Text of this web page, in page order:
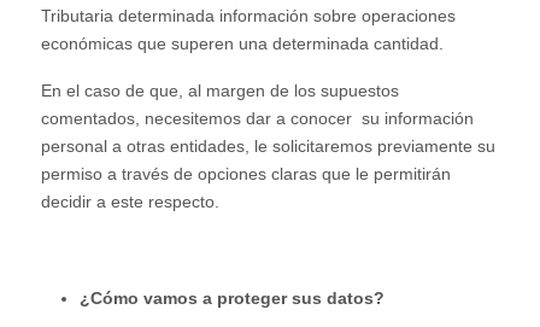
Tributaria determinada información sobre operaciones
económicas que superen una determinada cantidad.
En el caso de que, al margen de los supuestos
comentados, necesitemos dar a conocer su información
personal a otras entidades, le solicitaremos previamente su
permiso a través de opciones claras que le permitirán
decidir a este respecto.
¿Cómo vamos a proteger sus datos?